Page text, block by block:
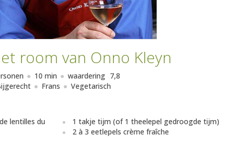
room van Onno Kleyn
10 min waardering 7,8
Frans Vegetarisch
lentilles du
1 takje tijm (of 1 theelepel gedroogde tijm)
2 à 3 eetlepels crème fraîche